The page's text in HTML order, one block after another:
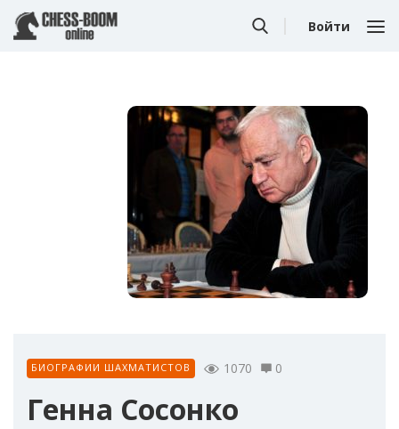
Войти
БИОГРАФИИ ШАХМАТИСТОВ 1070 0
Генна Сосонко